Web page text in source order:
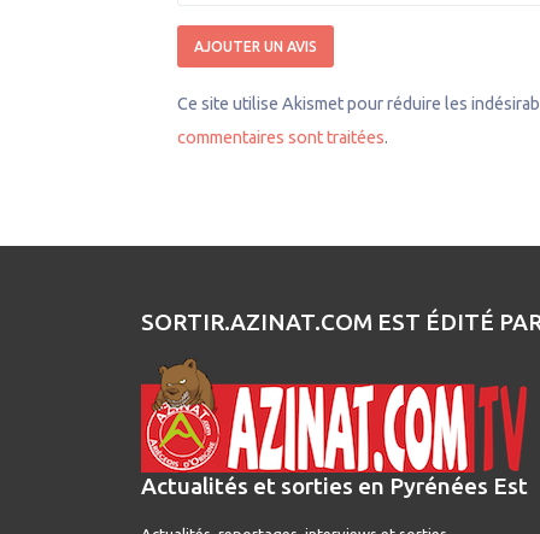
Ce site utilise Akismet pour réduire les
commentaires sont traitées.
SORTIR.AZINAT.COM EST ÉDITÉ
Actualités et sorties en Pyrénées Est